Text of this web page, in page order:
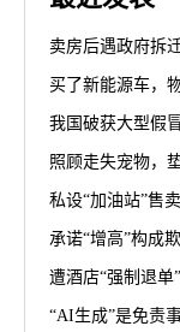
卖房后遇政府拆
买了新能源车，
我国破获大型假
照顾走失宠物，
承诺“增高”构成
遭酒店“强制退单
“AI生成”是免责